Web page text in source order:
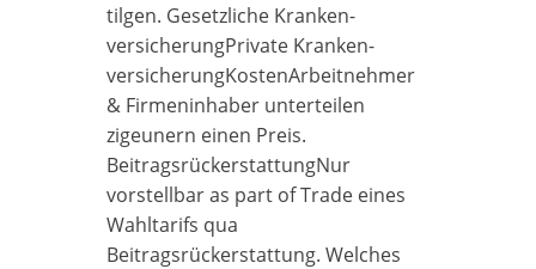
tilgen. Gesetzliche Kranken­
versicherungPrivate Kranken­
versicherungKostenArbeitnehmer
& Firmeninhaber unterteilen
zigeunern einen Preis.
BeitragsrückerstattungNur
vorstellbar as part of Trade eines
Wahltarifs qua
Beitragsrückerstattung. Welches